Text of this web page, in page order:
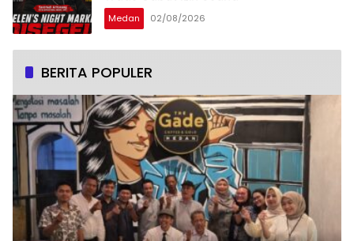
Medan 02/08/2026
BERITA POPULER